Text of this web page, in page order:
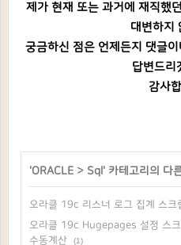
제가 현재 또는 과거에 재직했
대변하지
궁금하신 점은 언제든지 댓글
답변드리
감사
'ORACLE > Sql ' 카테고리의 다
오라클 19c 리스너 로그 집계 스크
오라클 19c Hugepages 설정 스크
수동계산
(1)